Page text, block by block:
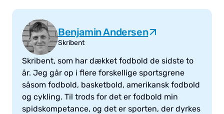
Benjamin Andersen
Skribent
Skribent, som har dækket fodbold de sidste to
år. Jeg går op i flere forskellige sportsgrene
såsom fodbold, basketbold, amerikansk fodbold
og cykling. Til trods for det er fodbold min
spidskompetance, og det er sporten, der dyrkes